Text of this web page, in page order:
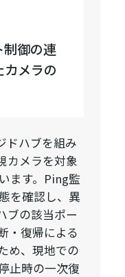
御の連
メラの
ドハブを組み
カメラを対象
ます。Ping監
を確認し、異
ブの該当ポー
・復帰による
め、現地での
止時の一次復